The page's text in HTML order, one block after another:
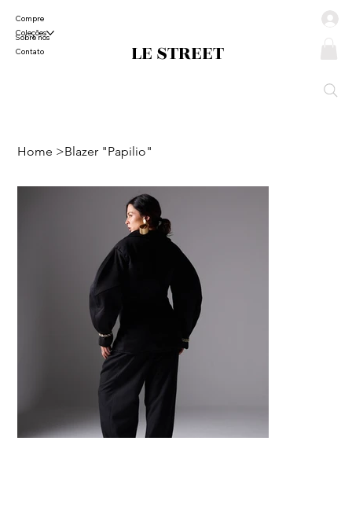
LE STREET
Compre
Coleções
Sobre nós
Contato
Home >Blazer "Papilio"